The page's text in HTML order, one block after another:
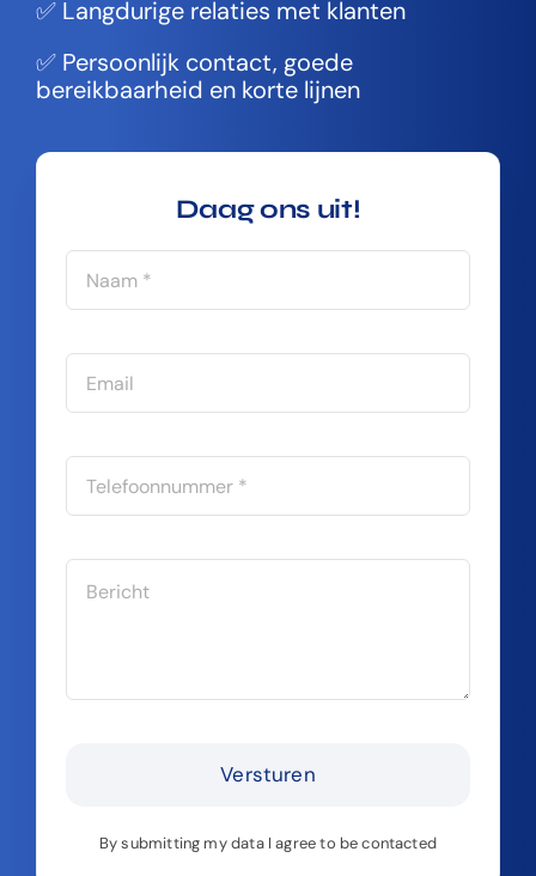
✅ Langdurige relaties met klanten
✅ Persoonlijk contact, goede
bereikbaarheid en korte lijnen
Daag ons uit!
Versturen
By submitting my data I agree to be contacted